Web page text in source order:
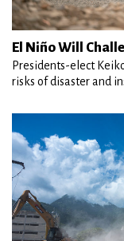
El Niño Will
Presidents-elect
risks of disaster and